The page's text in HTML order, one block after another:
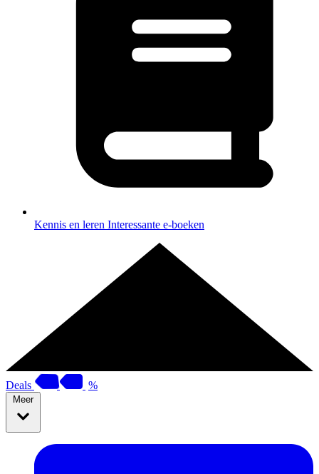
Kennis en leren Interessante e-boeken
Deals %
Meer